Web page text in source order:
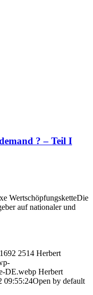
? – Teil I
WertschöpfungsketteDie
auf nationaler und
1692 2514 Herbert
DE.webp Herbert
09:55:24Open by default